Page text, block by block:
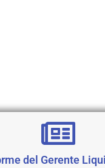
del Gerente